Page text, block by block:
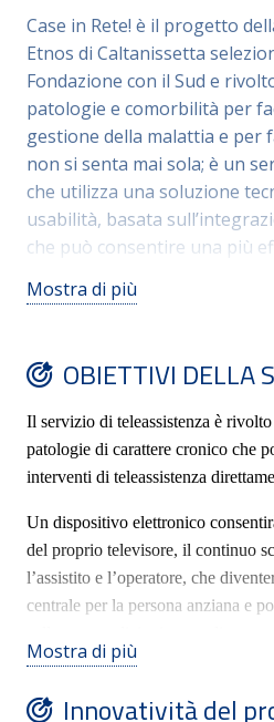
Case in Rete! è il progetto
Etnos di Caltanissetta
Fondazione con il Sud e
patologie e comorbilità per
gestione della malattia e per
non si senta mai sola; è un
che utilizza una soluzione
usabilità, basata
che può consentire una più
adeguatezza degli interventi
Mostra di più
OBIETTIVI DELLA
Il servizio di teleassistenza è
patologie di carattere cronico che
interventi di teleassistenza
Un dispositivo elettronico
del proprio televisore, il continuo
l’assistito e l’operatore, che
centrale per la persona anziana e
Mostra di più
Innovatività del